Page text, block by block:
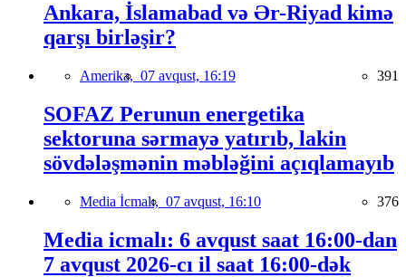
Ankara, İslamabad və Ər-Riyad kimə
qarşı birləşir?
Amerika, 07 avqust, 16:19 391
SOFAZ Perunun energetika
sektoruna sərmayə yatırıb, lakin
sövdələşmənin məbləğini açıqlamayıb
Media İcmalı, 07 avqust, 16:10 376
Media icmalı: 6 avqust saat 16:00-dan
7 avqust 2026-cı il saat 16:00-dək